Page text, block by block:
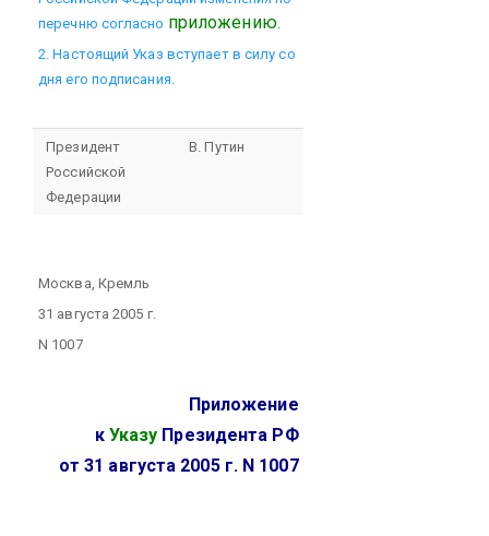
перечню согласно приложению.
2. Настоящий Указ вступает в силу со
дня его подписания.
Президент
Российской
Федерации
В. Путин
Москва, Кремль
31 августа 2005 г.
N 1007
Приложение
к Указу Президента РФ
от 31 августа 2005 г. N 1007